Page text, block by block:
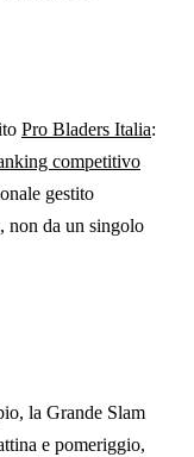
Pro Bladers Italia:
competitivo
gestito
, non da un singolo
la Grande Slam
e pomeriggio,